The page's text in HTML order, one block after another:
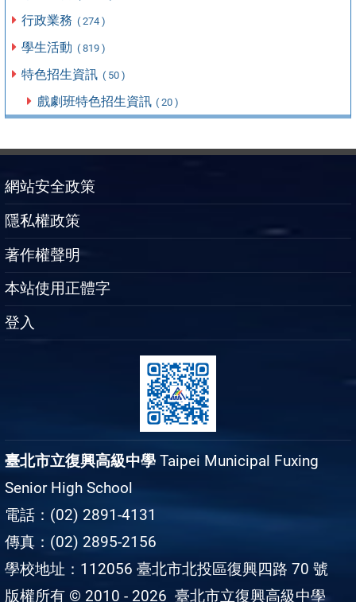
行政業務 ( 274 )
學生活動 ( 819 )
特色招生資訊 ( 50 )
戲劇班特色招生資訊 ( 20 )
網站安全政策
隱私權政策
著作權聲明
本站使用正體字
登入
臺北市立復興高級中學 Taipei Municipal Fuxing
Senior High School
電話：(02) 2891-4131
傳真：(02) 2895-2156
學校地址：112056 臺北市北投區復興四路 70 號
版權所有 © 2010 - 2026 臺北市立復興高級中學